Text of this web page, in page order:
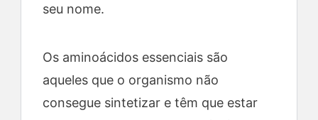
seu nome.
Os aminoácidos essenciais são
aqueles que o organismo não
consegue sintetizar e têm que estar